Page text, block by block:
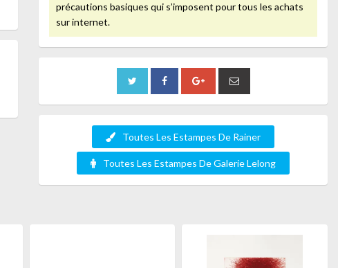
précautions basiques qui s’imposent pour tous les achats
sur internet.
Toutes Les Estampes De Rainer
Toutes Les Estampes De Galerie Lelong